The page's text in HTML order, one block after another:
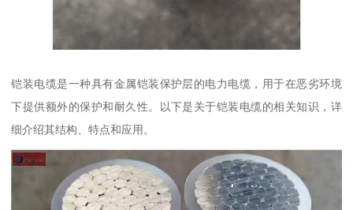
铠装电缆是一种具有金属铠装保护层的电力电缆，用于在恶劣环境
下提供额外的保护和耐久性。以下是关于铠装电缆的相关知识，详
细介绍其结构、特点和应用。